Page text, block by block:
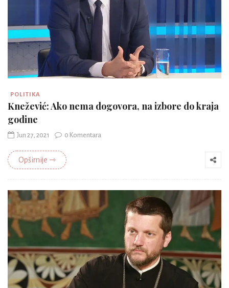
POLITIKA
Knežević: Ako nema dogovora, na izbore do kraja
godine
Jun 27, 2021 0 Komentara
Opširnije ⇾